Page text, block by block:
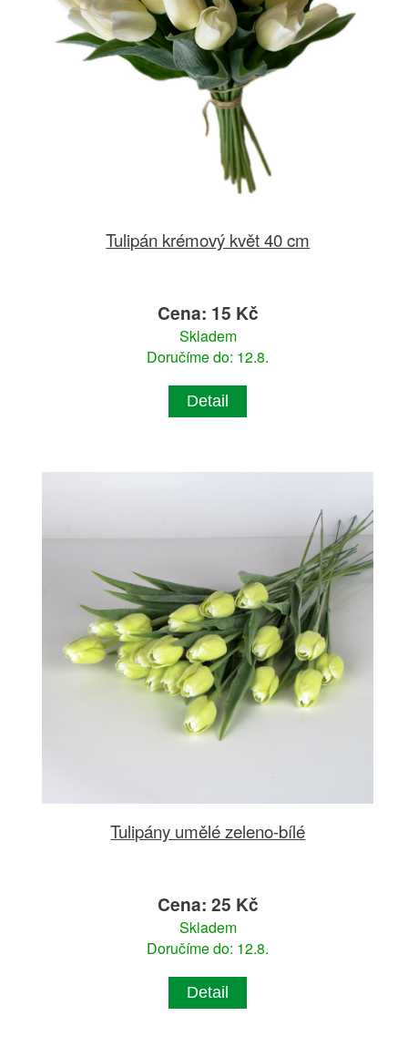
Tulipán krémový květ 40 cm
Cena: 15 Kč
Skladem
Doručíme do: 12.8.
Detail
Tulipány umělé zeleno-bílé
Cena: 25 Kč
Skladem
Doručíme do: 12.8.
Detail